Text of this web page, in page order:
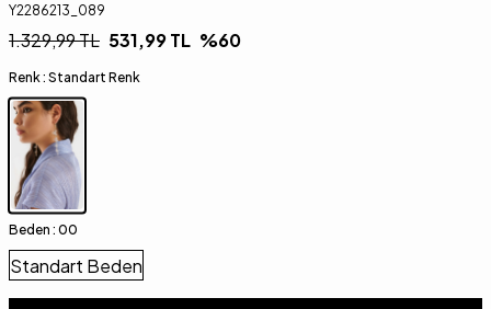
Y2286213_089
1.329,99TL 531,99TL %60
Renk : Standart Renk
Beden : 00
Standart Beden